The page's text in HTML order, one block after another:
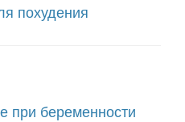
похудения
при беременности